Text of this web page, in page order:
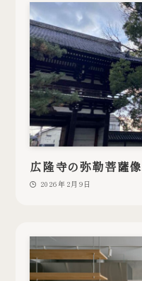
広隆寺の弥勒菩薩像
2026年2月9日